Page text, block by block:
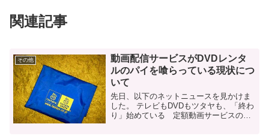
関連記事
その他
動画配信サービスがDVDレンタ
ルのパイを喰らっている現状につ
いて
先日、以下のネットニュースを見かけま
した。 テレビもDVDもツタヤも、「終わ
り」始めている 定額動画サービスの脅